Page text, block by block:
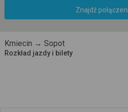
Znajdź
Kmiecin → Sopot
Rozkład jazdy i bilety